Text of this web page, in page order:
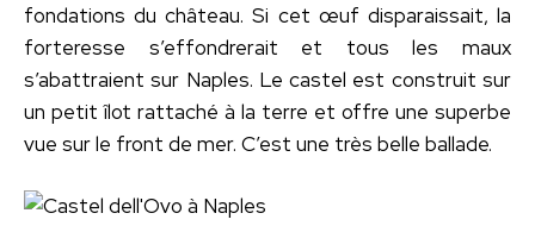
fondations du château. Si cet œuf disparaissait, la
forteresse s’effondrerait et tous les maux
s’abattraient sur Naples. Le castel est construit sur
un petit îlot rattaché à la terre et offre une superbe
vue sur le front de mer. C’est une très belle ballade.